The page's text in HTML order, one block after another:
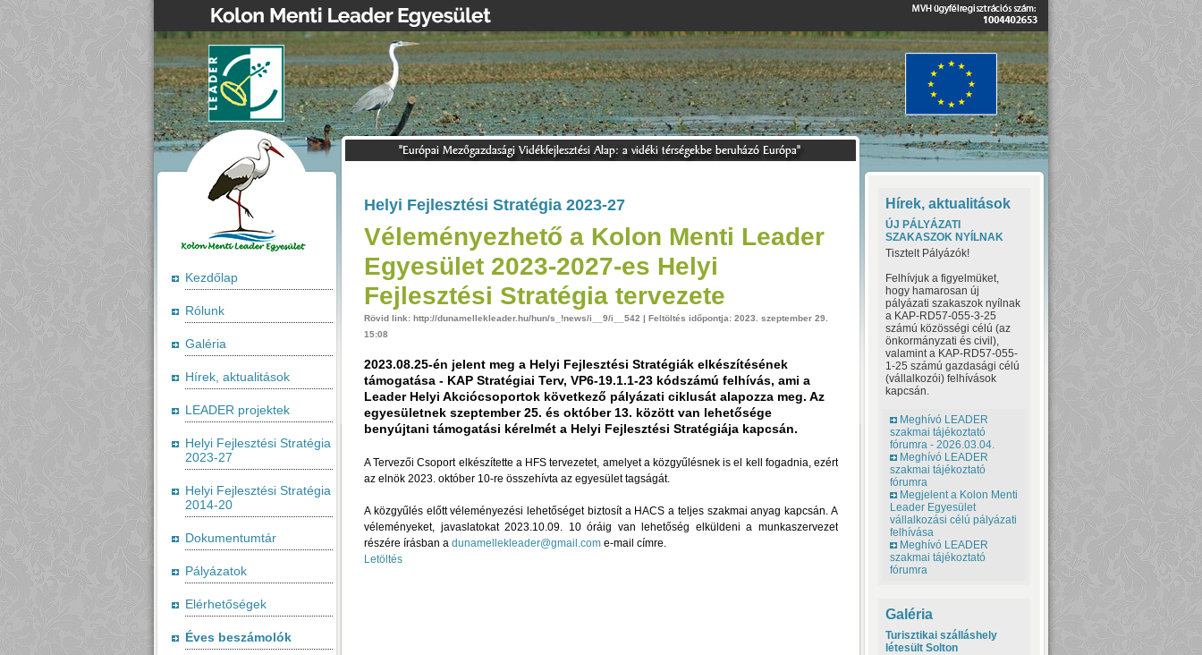
Kezdőlap
Rólunk
Galéria
Hírek, aktualitások
LEADER projektek
Helyi Fejlesztési Stratégia
2023-27
Helyi Fejlesztési Stratégia
2014-20
Dokumentumtár
Pályázatok
Elérhetőségek
Éves beszámolók
Helyi Fejlesztési Stratégia 2023-27
Véleményezhető a Kolon Menti Leader
Egyesület 2023-2027-es Helyi
Fejlesztési Stratégia tervezete
Rövid link: http://dunamellekleader.hu/hun/s_!news/i__9/i__542 | Feltöltés időpontja: 2023. szeptember 29.
15:08
2023.08.25-én jelent meg a Helyi Fejlesztési Stratégiák elkészítésének
támogatása - KAP Stratégiai Terv, VP6-19.1.1-23 kódszámú felhívás, ami a
Leader Helyi Akciócsoportok következő pályázati ciklusát alapozza meg. Az
egyesületnek szeptember 25. és október 13. között van lehetősége
benyújtani támogatási kérelmét a Helyi Fejlesztési Stratégiája kapcsán.
A Tervezői Csoport elkészítette a HFS tervezetet, amelyet a közgyűlésnek is el kell fogadnia, ezért
az elnök 2023. október 10-re összehívta az egyesület tagságát.
A közgyűlés előtt véleményezési lehetőséget biztosít a HACS a teljes szakmai anyag kapcsán. A
véleményeket, javaslatokat 2023.10.09. 10 óráig van lehetőség elküldeni a munkaszervezet
részére írásban a dunamellekleader@gmail.com e-mail címre.
Letöltés
Hírek, aktualitások
ÚJ PÁLYÁZATI
SZAKASZOK NYÍLNAK
Tisztelt Pályázók!
Felhívjuk a figyelmüket,
hogy hamarosan új
pályázati szakaszok nyílnak
a KAP-RD57-055-3-25
számú közösségi célú (az
önkormányzati és civil),
valamint a KAP-RD57-055-
1-25 számú gazdasági célú
(vállalkozói) felhívások
kapcsán.
Meghívó LEADER
szakmai tájékoztató
fórumra - 2026.03.04.
Meghívó LEADER
szakmai tájékoztató
fórumra
Megjelent a Kolon Menti
Leader Egyesület
vállalkozási célú pályázati
felhívása
Meghívó LEADER
szakmai tájékoztató
fórumra
Galéria
Turisztikai szálláshely
létesült Solton